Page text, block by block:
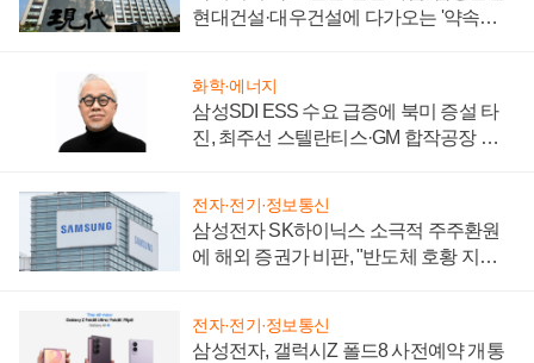
현대건설·대우건설에 다가오는 '약속의
화학·에너지
삼성SDI ESS 수요 급증에 북미 증설 타
진, 최주선 스텔란티스·GM 합작공장 건
전자·전기·정보통신
삼성전자 SK하이닉스 소극적 주주환원
에 해외 증권가 비판, "반도체 호황 지속
전자·전기·정보통신
삼성전자, 갤럭시Z 폴드8 사전예약 개통